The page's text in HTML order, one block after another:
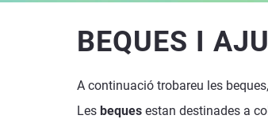
BEQUES I
A continuació trobareu les
Les beques estan destinades a